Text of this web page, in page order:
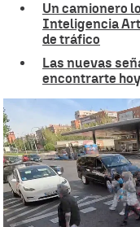
Un camionero
Inteligencia
de tráfico
Las nuevas
encontrarte
El peligro de